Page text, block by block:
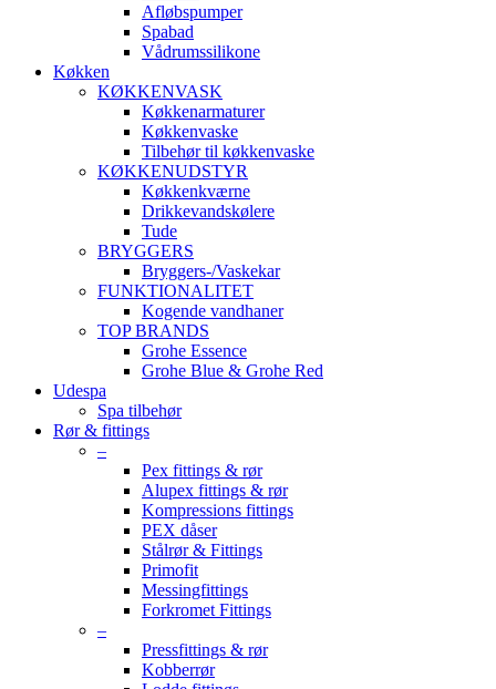
Afløbspumper
Spabad
Vådrumssilikone
Køkken
KØKKENVASK
Køkkenarmaturer
Køkkenvaske
Tilbehør til køkkenvaske
KØKKENUDSTYR
Køkkenkværne
Drikkevandskølere
Tude
BRYGGERS
Bryggers-/Vaskekar
FUNKTIONALITET
Kogende vandhaner
TOP BRANDS
Grohe Essence
Grohe Blue & Grohe Red
Udespa
Spa tilbehør
Rør & fittings
–
Pex fittings & rør
Alupex fittings & rør
Kompressions fittings
PEX dåser
Stålrør & Fittings
Primofit
Messingfittings
Forkromet Fittings
–
Pressfittings & rør
Kobberrør